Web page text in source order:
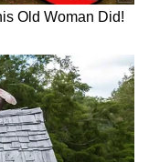
ಸುಧಾರಿಸುವ
ಸಂತೋಷದ
ವಿವಾಹಿತ
ಬಗ್ಗೆ ವಿಶೇಷ